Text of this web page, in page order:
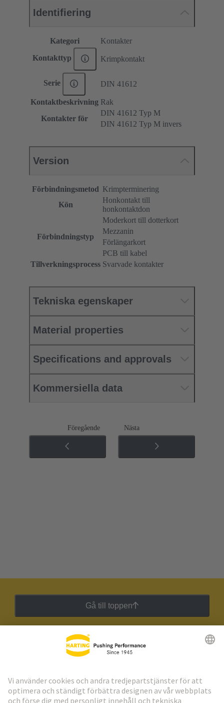
Identifiering
Kategori Kontakter
Kontakttyp Krimpkontakt
Serie DIN 41612
Kontaktbeskrivning Rak
Kontakter för
DIN 41612 Typ M
DIN 41612 Typ M invers
Version
Förbindningsmetod Krimpterminering
Kön
Honkontakt till
honkontaktdon
Förbindningstyp
Moderkort till dotterkort
Mezzanin
Förlängarkort
PCB till kabel
Tillverkningsprocess Svarvade kontakter
Tekniska egenskaper
Material properties
Specifications and approvals
Kommersiella data
Föregående Nästa
Gå till toppen
HARTING:s nyhetsbrev